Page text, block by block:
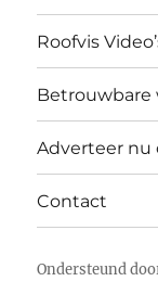
Roofvis
Betrouwbare
Adverteer nu
Contact
Ondersteund